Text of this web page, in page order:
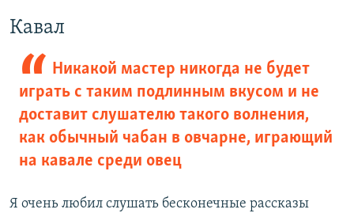
Кавал
Никакой мастер никогда не будет
играть с таким подлинным вкусом и не
доставит слушателю такого волнения,
как обычный чабан в овчарне, играющий
на кавале среди овец
Я очень любил слушать бесконечные рассказы